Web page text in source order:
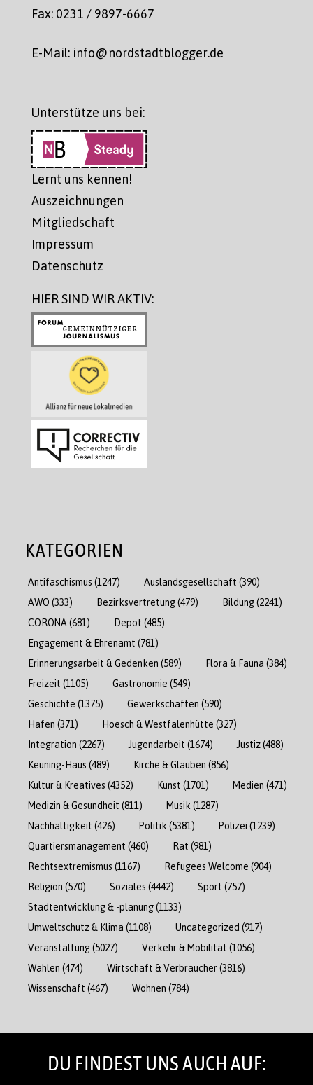
Fax: 0231 / 9897-6667
E-Mail: info@nordstadtblogger.de
Unterstütze uns bei:
Lernt uns kennen!
Auszeichnungen
Mitgliedschaft
Impressum
Datenschutz
HIER SIND WIR AKTIV:
KATEGORIEN
Antifaschismus (1247) Auslandsgesellschaft (390)
AWO (333) Bezirksvertretung(479) Bildung(2241)
CORONA (681) Depot (485)
Engagement & Ehrenamt (781)
Erinnerungsarbeit & Gedenken (589) Flora & Fauna (384)
Freizeit (1105) Gastronomie (549)
Geschichte (1375) Gewerkschaften (590)
Hafen (371) Hoesch & Westfalenhütte (327)
Integration (2267) Jugendarbeit (1674) Justiz(488)
Keuning-Haus (489) Kirche & Glauben (856)
Kultur & Kreatives (4352) Kunst (1701) Medien (471)
Medizin & Gesundheit (811) Musik (1287)
Nachhaltigkeit (426) Politik (5381) Polizei (1239)
Quartiersmanagement (460) Rat (981)
Rechtsextremismus (1167) Refugees Welcome (904)
Religion (570) Soziales (4442) Sport (757)
Stadtentwicklung & -planung(1133)
Umweltschutz & Klima (1108) Uncategorized (917)
Veranstaltung(5027) Verkehr & Mobilität (1056)
Wahlen (474) Wirtschaft & Verbraucher(3816)
Wissenschaft (467) Wohnen (784)
DU FINDEST UNS AUCH AUF: